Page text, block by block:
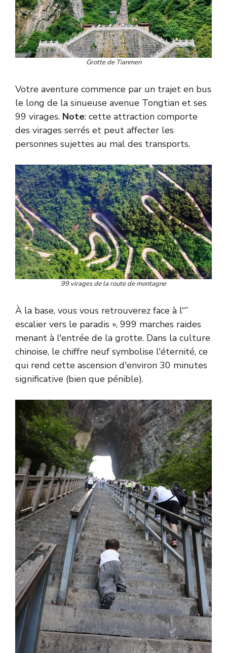
Grotte de Tianmen
Votre aventure commence par un trajet en bus
le long de la sinueuse avenue Tongtian et ses
99 virages. Note: cette attraction comporte
des virages serrés et peut affecter les
personnes sujettes au mal des transports.
99 virages de la route de montagne
À la base, vous vous retrouverez face à l“”
escalier vers le paradis », 999 marches raides
menant à l'entrée de la grotte. Dans la culture
chinoise, le chiffre neuf symbolise l'éternité, ce
qui rend cette ascension d'environ 30 minutes
significative (bien que pénible).